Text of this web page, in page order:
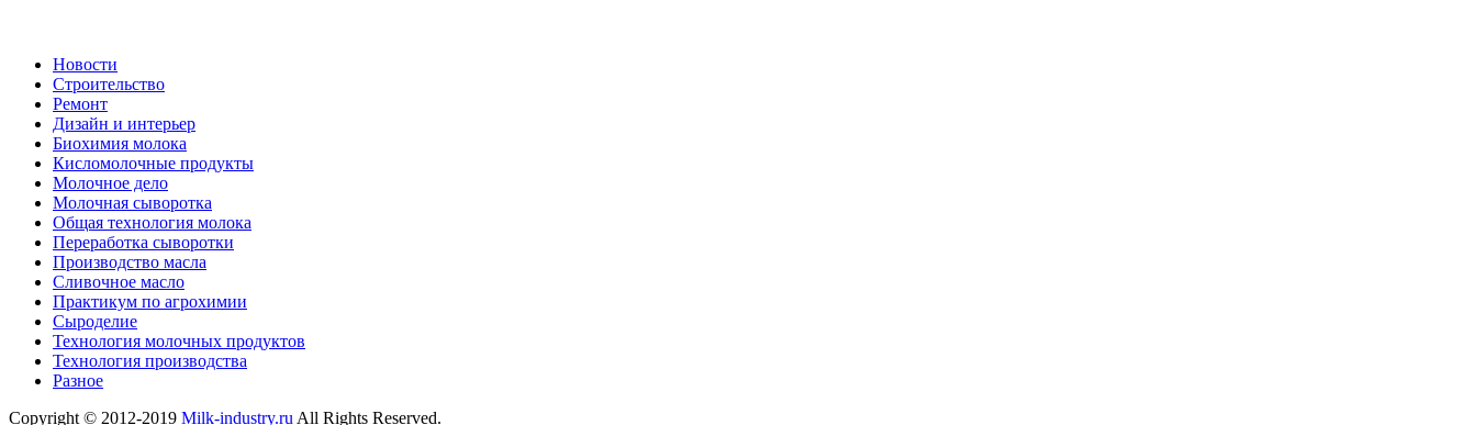
Новости
Строительство
Ремонт
Дизайн и интерьер
Биохимия молока
Кисломолочные продукты
Молочное дело
Молочная сыворотка
Общая технология молока
Переработка сыворотки
Производство масла
Сливочное масло
Практикум по агрохимии
Сыроделие
Технология молочных продуктов
Технология производства
Разное
Copyright © 2012-2019 Milk-industry.ru All Rights Reserved.